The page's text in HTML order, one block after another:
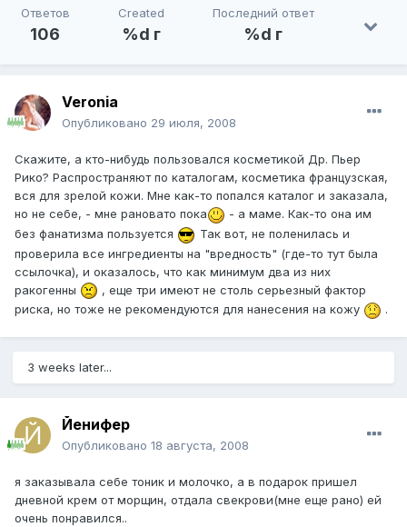
Ответов
106
Created
%d г
Последний ответ
%d г
Veronia
Опубликовано 29 июля, 2008
Скажите, а кто-нибудь пользовался косметикой Др. Пьер
Рико? Распространяют по каталогам, косметика французская,
вся для зрелой кожи. Мне как-то попался каталог и заказала,
но не себе, - мне рановато пока
- а маме. Как-то она им
без фанатизма пользуется
Так вот, не поленилась и
проверила все ингредиенты на "вредность" (где-то тут была
ссылочка), и оказалось, что как минимум два из них
ракогенны
, еще три имеют не столь серьезный фактор
риска, но тоже не рекомендуются для нанесения на кожу
.
3 weeks later...
Йенифер
Опубликовано 18 августа, 2008
я заказывала себе тоник и молочко, а в подарок пришел
дневной крем от морщин, отдала свекрови(мне еще рано) ей
очень понравился..